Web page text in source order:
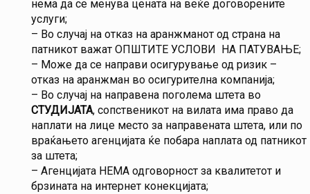
нема да се менува цената на веќе договорените
услуги;
– Во случај на отказ на аранжманот од страна на
патникот важат ОПШТИТЕ УСЛОВИ НА ПАТУВАЊЕ;
– Може да се направи осигурување од ризик –
отказ на аранжман во осигурителна компанија;
– Во случај на направена поголема штета во
СТУДИЈАТА, сопственикот на вилата има право да
наплати на лице место за направената штета, или по
враќањето агенцијата ќе побара наплата од патникот
за штета;
– Агенцијата НЕМА одговорност за квалитетот и
брзината на интернет конекцијата;